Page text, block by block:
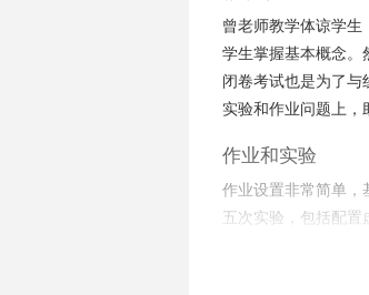
曾老师教学体谅学
学生掌握基本概念
闭卷考试也是为了
实验和作业问题上，
作业和实验
作业设置非常简单，
五次实验，包括配